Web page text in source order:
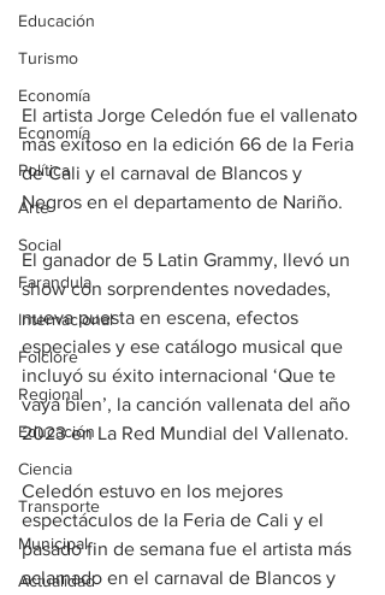
Educación
Turismo
Economía
Economía
Política
Arte
Social
Farandula
Internacional
Folclore
Regional
Educación
Ciencia
Transporte
Municipal
Actualidad
El artista Jorge Celedón fue el vallenato
más exitoso en la edición 66 de la Feria
de Cali y el carnaval de Blancos y
Negros en el departamento de Nariño.
El ganador de 5 Latin Grammy, llevó un
show con sorprendentes novedades,
nueva puesta en escena, efectos
especiales y ese catálogo musical que
incluyó su éxito internacional ‘Que te
vaya bien’, la canción vallenata del año
2023 en La Red Mundial del Vallenato.
Celedón estuvo en los mejores
espectáculos de la Feria de Cali y el
pasado fin de semana fue el artista más
aclamado en el carnaval de Blancos y